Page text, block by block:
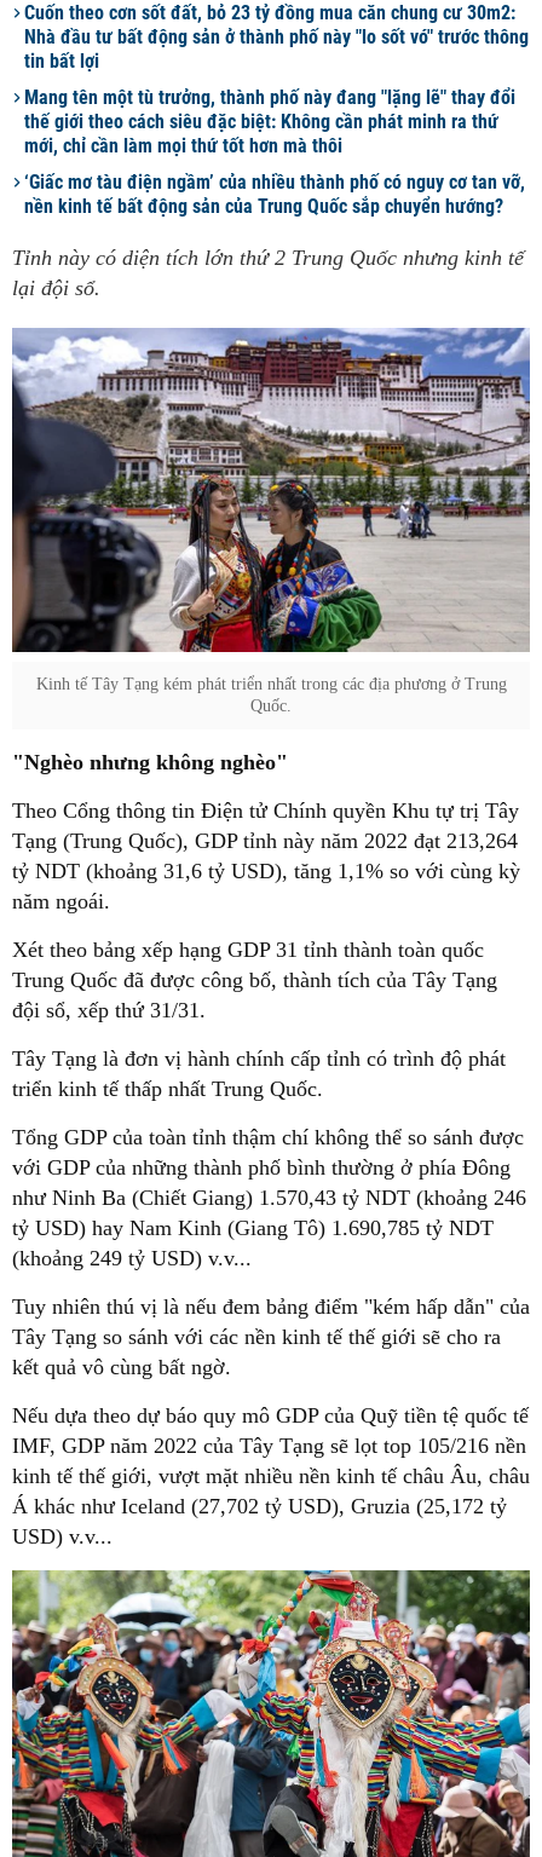
Cuốn theo cơn sốt đất, bỏ 23 tỷ đồng mua căn chung cư 30m2:
Nhà đầu tư bất động sản ở thành phố này "lo sốt vó" trước thông
tin bất lợi
Mang tên một tù trưởng, thành phố này đang "lặng lẽ" thay đổi
thế giới theo cách siêu đặc biệt: Không cần phát minh ra thứ
mới, chỉ cần làm mọi thứ tốt hơn mà thôi
‘Giấc mơ tàu điện ngầm’ của nhiều thành phố có nguy cơ tan vỡ,
nền kinh tế bất động sản của Trung Quốc sắp chuyển hướng?
Tỉnh này có diện tích lớn thứ 2 Trung Quốc nhưng kinh tế
lại đội sổ.
Kinh tế Tây Tạng kém phát triển nhất trong các địa phương ở Trung
Quốc.
"Nghèo nhưng không nghèo"
Theo Cổng thông tin Điện tử Chính quyền Khu tự trị Tây
Tạng (Trung Quốc), GDP tỉnh này năm 2022 đạt 213,264
tỷ NDT (khoảng 31,6 tỷ USD), tăng 1,1% so với cùng kỳ
năm ngoái.
Xét theo bảng xếp hạng GDP 31 tỉnh thành toàn quốc
Trung Quốc đã được công bố, thành tích của Tây Tạng
đội sổ, xếp thứ 31/31.
Tây Tạng là đơn vị hành chính cấp tỉnh có trình độ phát
triển kinh tế thấp nhất Trung Quốc.
Tổng GDP của toàn tỉnh thậm chí không thể so sánh được
với GDP của những thành phố bình thường ở phía Đông
như Ninh Ba (Chiết Giang) 1.570,43 tỷ NDT (khoảng 246
tỷ USD) hay Nam Kinh (Giang Tô) 1.690,785 tỷ NDT
(khoảng 249 tỷ USD) v.v...
Tuy nhiên thú vị là nếu đem bảng điểm "kém hấp dẫn" của
Tây Tạng so sánh với các nền kinh tế thế giới sẽ cho ra
kết quả vô cùng bất ngờ.
Nếu dựa theo dự báo quy mô GDP của Quỹ tiền tệ quốc tế
IMF, GDP năm 2022 của Tây Tạng sẽ lọt top 105/216 nền
kinh tế thế giới, vượt mặt nhiều nền kinh tế châu Âu, châu
Á khác như Iceland (27,702 tỷ USD), Gruzia (25,172 tỷ
USD) v.v...